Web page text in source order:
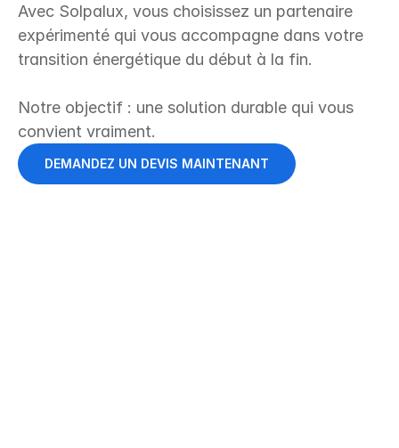
Avec Solpalux, vous choisissez un partenaire
expérimenté qui vous accompagne dans votre
transition énergétique du début à la fin.
Notre objectif : une solution durable qui vous
convient vraiment.
DEMANDEZ UN DEVIS MAINTENANT